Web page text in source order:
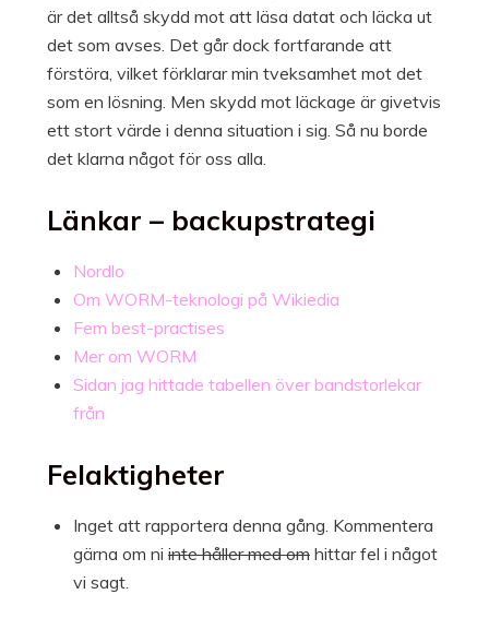
är det alltså skydd mot att läsa datat och läcka ut
det som avses. Det går dock fortfarande att
förstöra, vilket förklarar min tveksamhet mot det
som en lösning. Men skydd mot läckage är givetvis
ett stort värde i denna situation i sig. Så nu borde
det klarna något för oss alla.
Länkar – backupstrategi
Nordlo
Om WORM-teknologi på Wikiedia
Fem best-practises
Mer om WORM
Sidan jag hittade tabellen över bandstorlekar
från
Felaktigheter
Inget att rapportera denna gång. Kommentera
gärna om ni inte håller med omhittar fel i något
vi sagt.